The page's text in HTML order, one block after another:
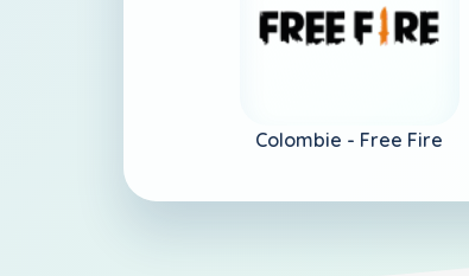
Colombie - Free Fire